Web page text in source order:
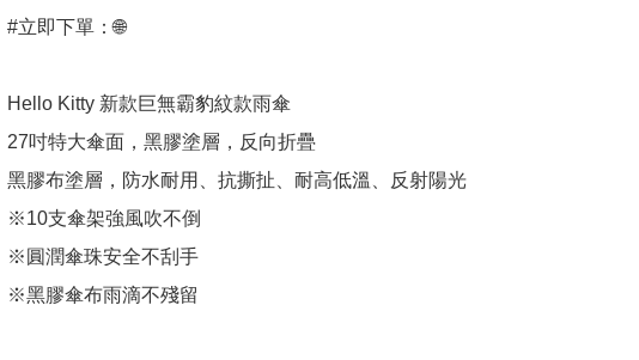
#立即下單：🌐
Hello Kitty 新款巨無霸豹紋款雨傘
27吋特大傘面，黑膠塗層，反向折疊
黑膠布塗層，防水耐用、抗撕扯、耐高低溫、反射陽光
※10支傘架強風吹不倒
※圓潤傘珠安全不刮手
※黑膠傘布雨滴不殘留